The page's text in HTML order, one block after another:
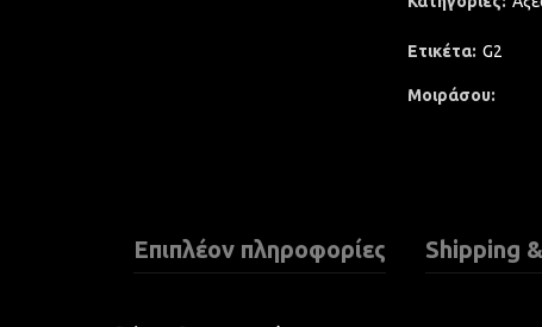
Ετικέτα: G2
Μοιράσου
Επιπλέον πληροφορίες Shipping